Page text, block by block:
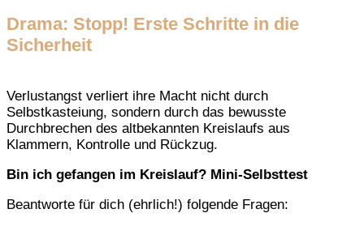
Drama: Stopp! Erste Schritte in die
Sicherheit
Verlustangst verliert ihre Macht nicht durch
Selbstkasteiung, sondern durch das bewusste
Durchbrechen des altbekannten Kreislaufs aus
Klammern, Kontrolle und Rückzug.
Bin ich gefangen im Kreislauf? Mini-Selbsttest
Beantworte für dich (ehrlich!) folgende Fragen: